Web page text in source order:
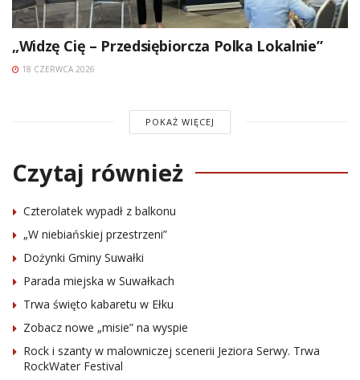
„Widzę Cię – Przedsiębiorcza Polka Lokalnie”
18 CZERWCA 2026
POKAŻ WIĘCEJ
Czytaj również
Czterolatek wypadł z balkonu
„W niebiańskiej przestrzeni”
Dożynki Gminy Suwałki
Parada miejska w Suwałkach
Trwa święto kabaretu w Ełku
Zobacz nowe „misie” na wyspie
Rock i szanty w malowniczej scenerii Jeziora Serwy. Trwa
RockWater Festival